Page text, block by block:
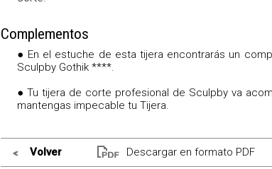
Complementos
● En el estuche de esta tijera encontrarás un
Sculpby Gothik ****.
● Tu tijera de corte profesional de Sculpby va
mantengas impecable tu Tijera.
Volver Descargar en formato PDF